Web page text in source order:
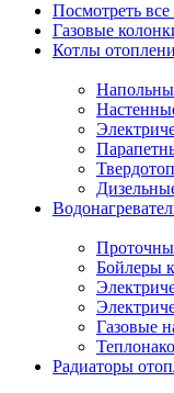
Посмотреть
Газовые
Котлы
Бойлеры
Газовые
Радиаторы